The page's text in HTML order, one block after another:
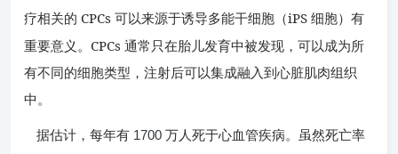
疗相关的 CPCs 可以来源于诱导多能干细胞（iPS 细胞）有
重要意义。 CPCs 通常只在胎儿发育中被发现，可以成为所
有不同的细胞类型，注射后可以集成融入到心脏肌肉组织
中。
据估计，每年有 1700 万人死于心血管疾病。虽然死亡率